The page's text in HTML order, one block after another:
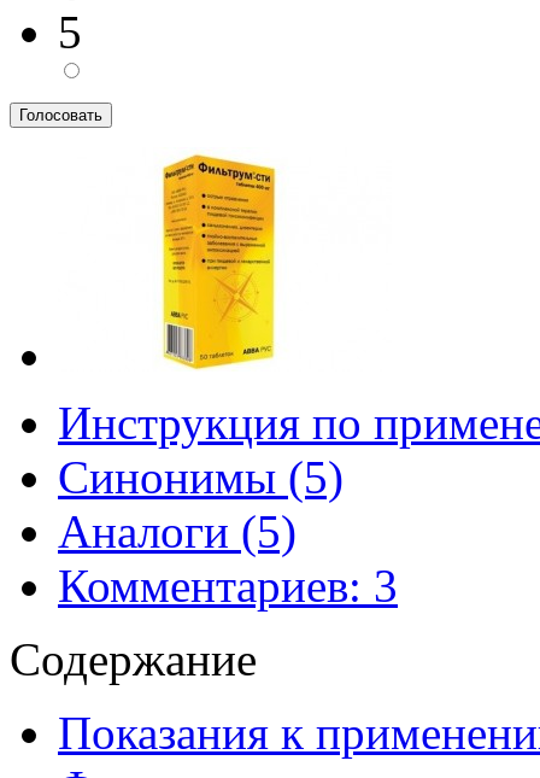
5
Инструкция по
Синонимы (5)
Аналоги (5)
Комментариев: 3
Содержание
Показания к